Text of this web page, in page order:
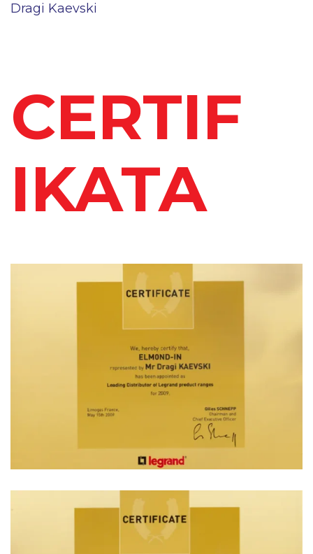
Dragi Kaevski
CERTIF
IKATA